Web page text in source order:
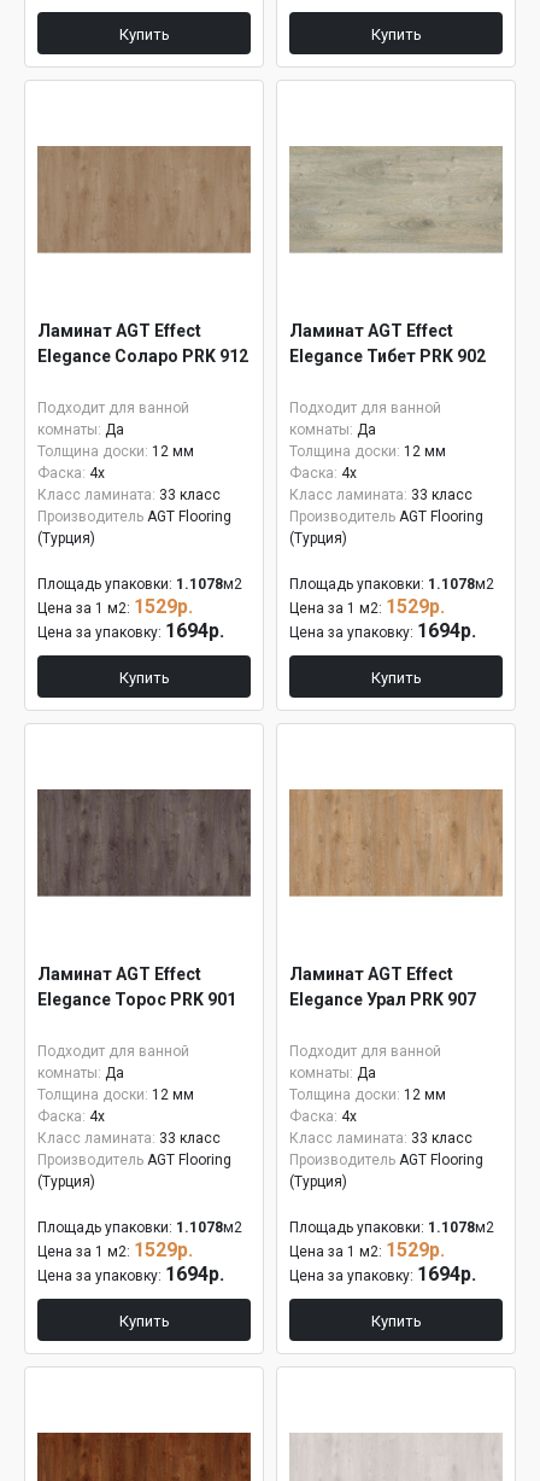
Купить Купить
Ламинат AGT Effect
Elegance Соларо PRK 912
Подходит для ванной
комнаты: Да
Толщина доски: 12 мм
Фаска: 4x
Класс ламината: 33 класс
Производитель AGT Flooring
(Турция)
Площадь упаковки: 1.1078м2
Цена за 1 м2: 1529р.
Цена за упаковку: 1694р.
Купить
Ламинат AGT Effect
Elegance Тибет PRK 902
Подходит для ванной
комнаты: Да
Толщина доски: 12 мм
Фаска: 4x
Класс ламината: 33 класс
Производитель AGT Flooring
(Турция)
Площадь упаковки: 1.1078м2
Цена за 1 м2: 1529р.
Цена за упаковку: 1694р.
Купить
Ламинат AGT Effect
Elegance Торос PRK 901
Подходит для ванной
комнаты: Да
Толщина доски: 12 мм
Фаска: 4x
Класс ламината: 33 класс
Производитель AGT Flooring
(Турция)
Площадь упаковки: 1.1078м2
Цена за 1 м2: 1529р.
Цена за упаковку: 1694р.
Купить
Ламинат AGT Effect
Elegance Урал PRK 907
Подходит для ванной
комнаты: Да
Толщина доски: 12 мм
Фаска: 4x
Класс ламината: 33 класс
Производитель AGT Flooring
(Турция)
Площадь упаковки: 1.1078м2
Цена за 1 м2: 1529р.
Цена за упаковку: 1694р.
Купить